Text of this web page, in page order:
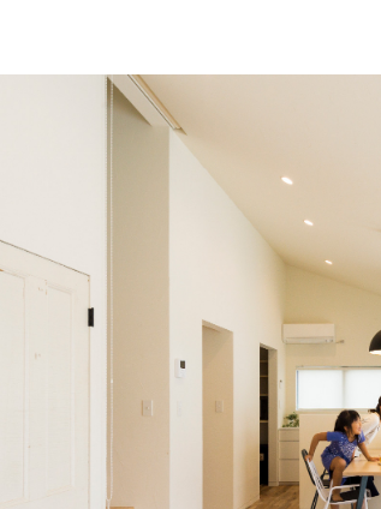
が条件として挙げられた。1Fには、南側に
分な広さのシュークローズを設置し、シュ
LDKを隣接させることで十分な採光と通風
ンパクトながらも決して窮屈さを感じさ
できる計画とした。背面にはオリジナルの
と同様に傾斜天井としトップライトを設
用し空間にアクセント与えている。